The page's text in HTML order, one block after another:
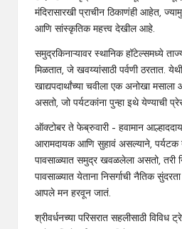
मंदिरासारखी प्राचीन ठिकाणंही आहेत,
आणि सांस्कृतिक महत्त्व देखील आहे.
समुद्रकिनाऱ्यावर स्थानिक हॉटेल्समध्ये
मिळतात, जे खवय्यांसाठी पर्वणी ठरतात.
खाद्यपदार्थांच्या चवीला एक अनोखा
असतो, जो पर्यटकांना पुन्हा इथे येण्याची
ऑक्टोबर ते फेब्रुवारी – हवामान
आरामदायक आणि सुहावं असल्याने, पर्यटक
पावसाळ्यात समुद्र खवळलेला असतो, तरी
पावसाळ्यात येताना निसर्गाची नैतिक
आपले मन हरवून जातं.
श्रीवर्धनच्या परिसरात सहलीसाठी विविध